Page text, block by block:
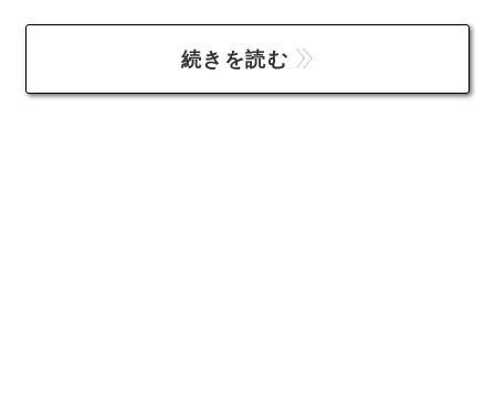
続きを読む